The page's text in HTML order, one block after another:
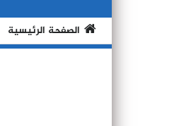
الصفحة الرئيسية